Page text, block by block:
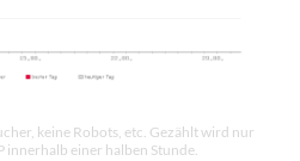
keine Robots, etc. Gezählt wird nur
innerhalb einer halben Stunde.